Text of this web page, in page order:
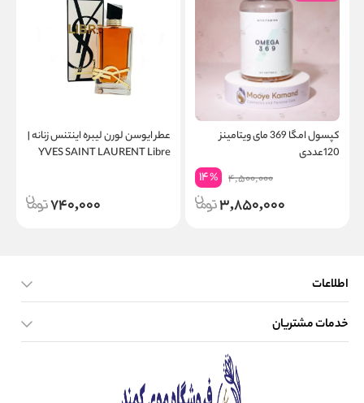
کپسول امگا 369 مای ویتامینز
120عددی
4,500,000
14%
3,850,000
عطر ایوسن لورن لیبره اینتنس زنانه |
YVES SAINT LAURENT Libre
740,000
اطلاعات
صفحه اصلی
خدمات مشتریان